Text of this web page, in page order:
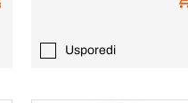
Usporedi